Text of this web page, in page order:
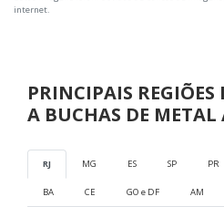
internet.
PRINCIPAIS
A BUCHAS DE METAL
RJ MG ES SP PR
BA CE GO e DF AM